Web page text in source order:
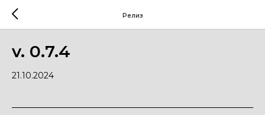
Релиз
v. 0.7.4
21.10.2024